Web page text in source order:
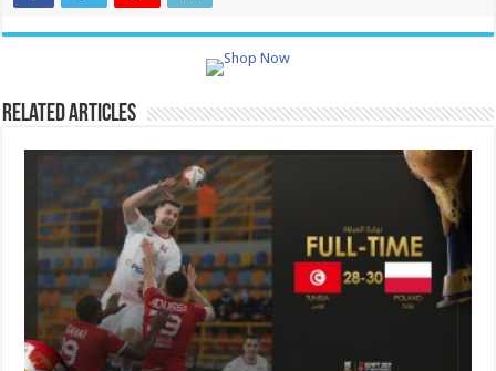
Related Articles